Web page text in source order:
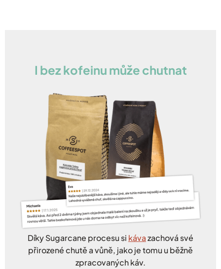
I bez kofeinu může chutnat
Díky Sugarcane procesu si kávazachová své
přirozené chutě a vůně, jako je tomu u běžně
zpracovaných káv.